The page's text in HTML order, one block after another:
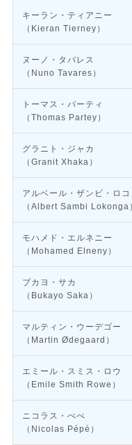
キーラン・ティアニー
（Kieran Tierney）
ヌーノ・タバレス
（Nuno Tavares）
トーマス・パーティ
（Thomas Partey）
グラニト・ジャカ
（Granit Xhaka）
アルベール・ザンビ・ロコ
（Albert Sambi Lokonga
モハメド・エルネニー
（Mohamed Elneny）
ブカヨ・サカ
（Bukayo Saka）
マルティン・ウーデゴー
（Martin Ødegaard）
エミール・スミス・ロウ
（Emile Smith Rowe）
ニコラス・ぺぺ
（Nicolas Pépé）